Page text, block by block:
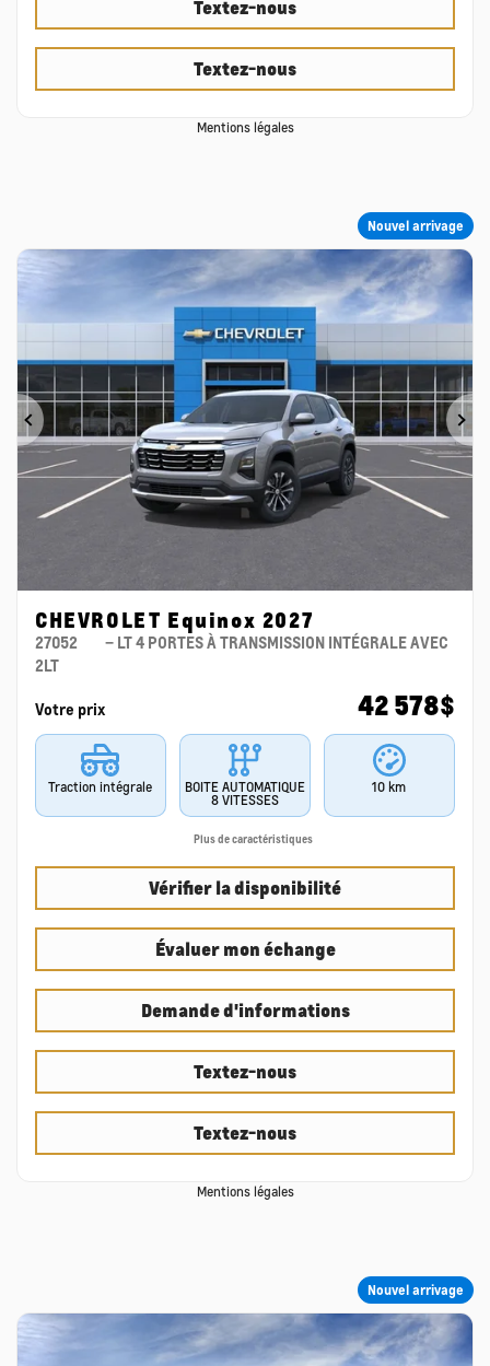
Textez-nous
Textez-nous
Mentions légales
Nouvel arrivage
Précédent
CHEVROLET Equinox 2027
27052
– LT 4 PORTES À TRANSMISSION INTÉGRALE AVEC
2LT
Votre prix 42 578$
Traction intégrale
BOITE AUTOMATIQUE
8 VITESSES
10 km
Plus de caractéristiques
Vérifier la disponibilité
Évaluer mon échange
Demande d'informations
Textez-nous
Textez-nous
Mentions légales
Nouvel arrivage